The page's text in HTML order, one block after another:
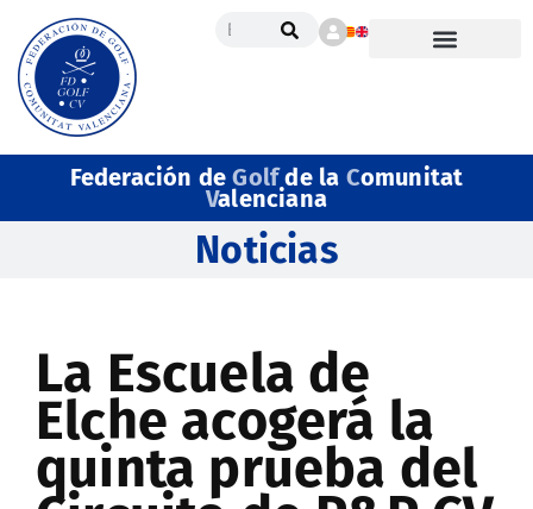
Federación deGolfde la Comunitat
Valenciana
Noticias
La Escuela de
Elche acogerá la
quinta prueba del